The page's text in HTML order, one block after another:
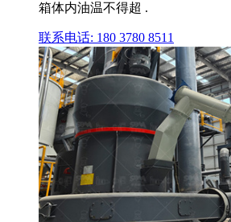
箱体内油温不得超 .
联系电话: 180 3780 8511